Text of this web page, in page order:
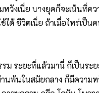
วังเนี่ย บางยุคก็จะเน้นที่คว
ด้ ชีวิตเนี่ย ถ้าเมื่อไหร่เป็น
ม ระยะที่แล้วมานี่ ก็เป็นระ
พ้นในสมัยกลาง ก็มีความห